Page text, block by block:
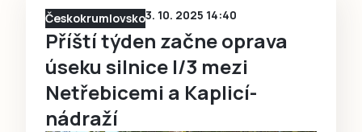
Českokrumlovsko3. 10. 2025 14:40
Příští týden začne oprava
úseku silnice I/3 mezi
Netřebicemi a Kaplicí-
nádraží